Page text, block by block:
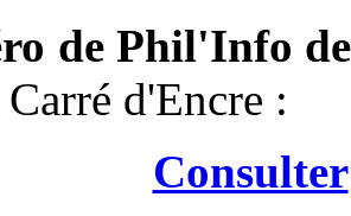
de Phil'Info
d'Encre :
Consulter